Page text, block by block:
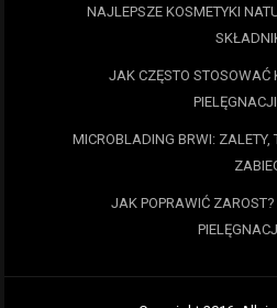
NAJLEPSZE KOSMETYKI
JAK CZĘSTO
MICROBLADING BRWI: ZALETY,
JAK POPRAWIĆ